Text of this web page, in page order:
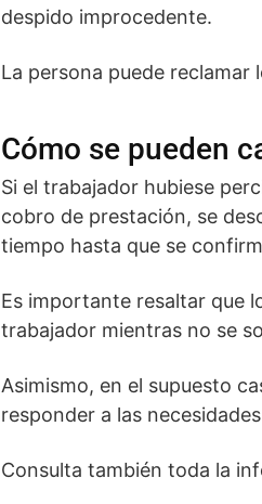
despido improcedente.
La persona puede reclamar
Cómo se pueden
Si el trabajador hubiese
cobro de prestación, se
tiempo hasta que se
Es importante resaltar que
trabajador mientras no se
Asimismo, en el supuesto
responder a las
Consulta también toda la